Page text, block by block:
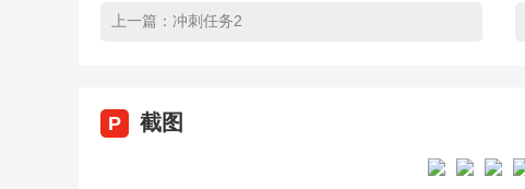
上一篇： 冲刺任务2
P 截图